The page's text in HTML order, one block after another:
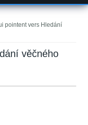
pointent vers Hledání
věčného